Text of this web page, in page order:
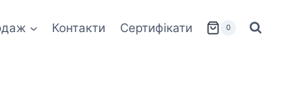
Контакти Сертифікати 0